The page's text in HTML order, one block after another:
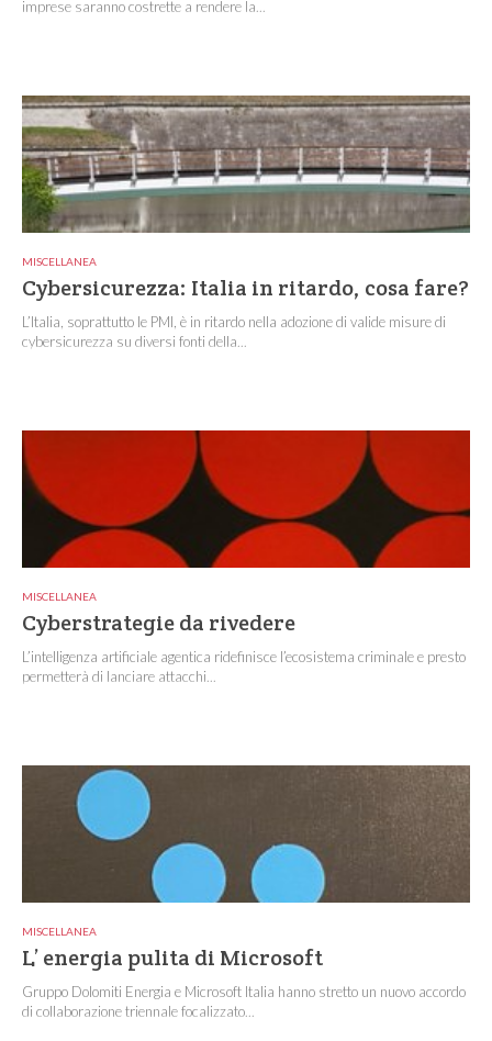
imprese saranno costrette a rendere la...
MISCELLANEA
Cybersicurezza: Italia in ritardo, cosa fare?
L’Italia, soprattutto le PMI, è in ritardo nella adozione di valide misure di
cybersicurezza su diversi fonti della...
MISCELLANEA
Cyberstrategie da rivedere
L’intelligenza artificiale agentica ridefinisce l’ecosistema criminale e presto
permetterà di lanciare attacchi...
MISCELLANEA
L’ energia pulita di Microsoft
Gruppo Dolomiti Energia e Microsoft Italia hanno stretto un nuovo accordo
di collaborazione triennale focalizzato...